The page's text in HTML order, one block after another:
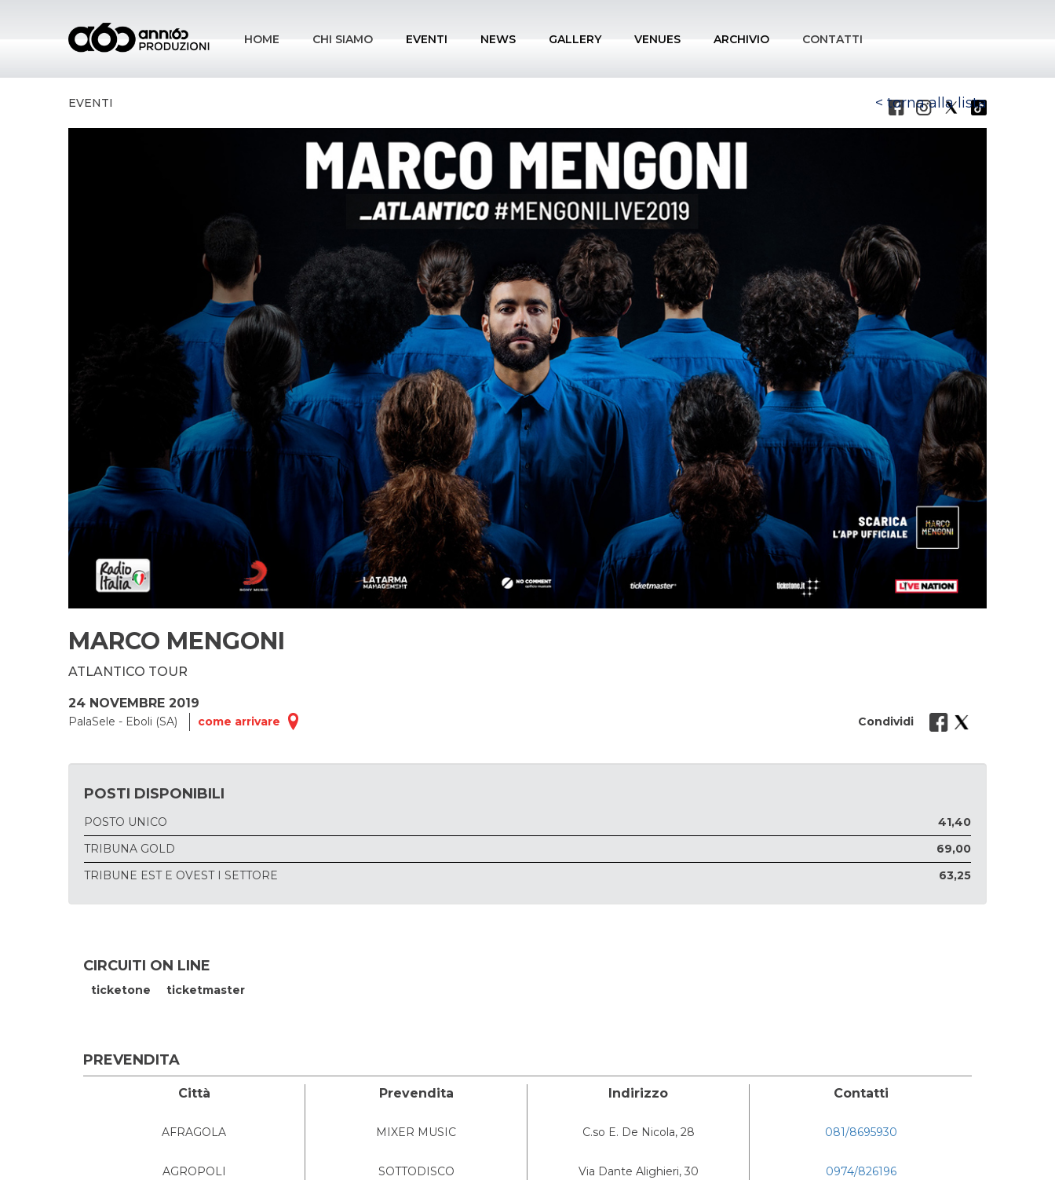
HOME CHI SIAMO EVENTI NEWS GALLERY VENUES ARCHIVIO CONTATTI
EVENTI torna alla lista
MARCO MENGONI
ATLANTICO TOUR
24 NOVEMBRE 2019
PalaSele - Eboli (SA) come arrivare Condividi
POSTI DISPONIBILI
POSTO UNICO
41,40
TRIBUNA GOLD
69,00
TRIBUNE EST E OVEST I SETTORE
63,25
CIRCUITI ON LINE
ticketone ticketmaster
PREVENDITA
Città Prevendita Indirizzo Contatti
AFRAGOLA MIXER MUSIC C.so E. De Nicola, 28 081/8695930
AGROPOLI SOTTODISCO Via Dante Alighieri, 30 0974/826196